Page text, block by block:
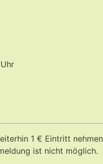
1 € Eintritt
ist nicht möglich.